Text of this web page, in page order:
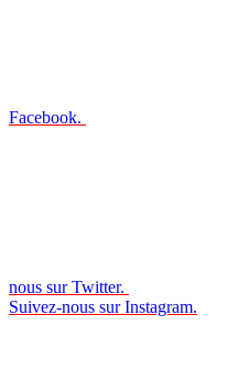
Facebook.
nous sur Twitter.
Suivez-nous sur Instagram.